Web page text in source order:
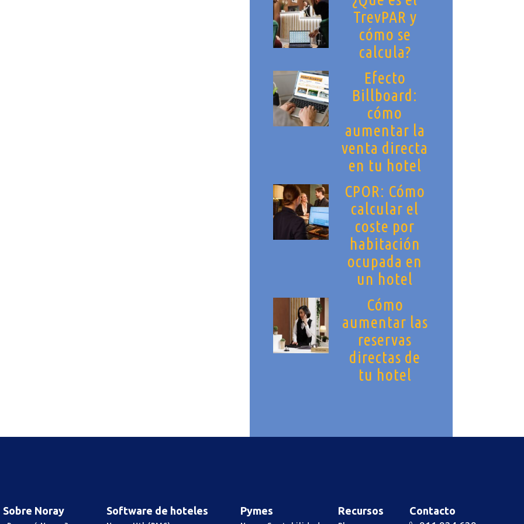
TrevPAR y
cómo se
calcula?
Efecto
Billboard:
cómo
aumentar la
venta directa
en tu hotel
CPOR: Cómo
calcular el
coste por
habitación
ocupada en
un hotel
Cómo
aumentar las
reservas
directas de
tu hotel
Sobre Noray Software de hoteles Pymes Recursos Contacto